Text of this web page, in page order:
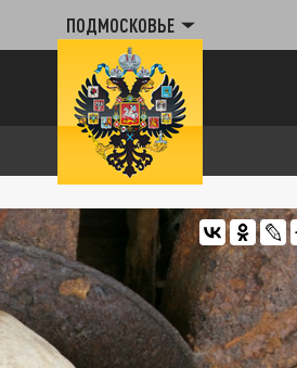
ПОДМОСКОВЬЕ